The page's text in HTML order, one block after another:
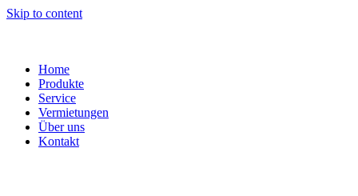
Skip to content
Home
Produkte
Service
Vermietungen
Über uns
Kontakt